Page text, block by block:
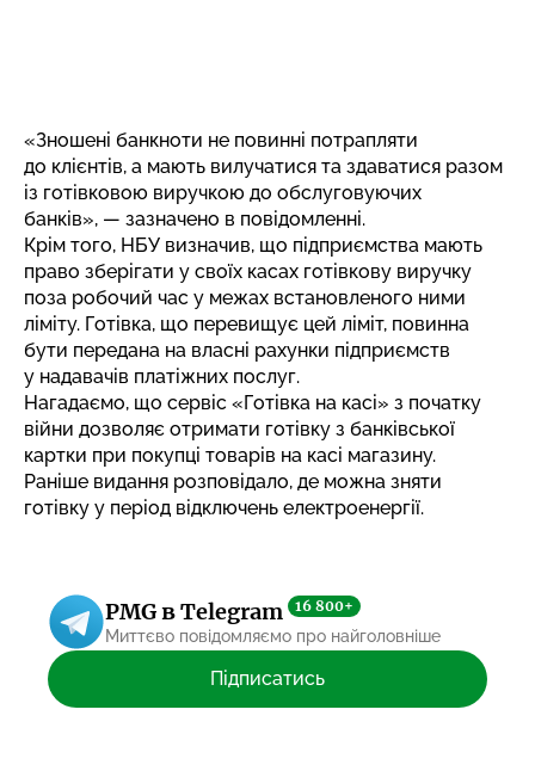
«Зношені банкноти не повинні потрапляти
до клієнтів, а мають вилучатися та здаватися разом
із готівковою виручкою до обслуговуючих
банків», — зазначено в повідомленні.
Крім того, НБУ визначив, що підприємства мають
право зберігати у своїх касах готівкову виручку
поза робочий час у межах встановленого ними
ліміту. Готівка, що перевищує цей ліміт, повинна
бути передана на власні рахунки підприємств
у надавачів платіжних послуг.
Нагадаємо, що сервіс «Готівка на касі» з початку
війни дозволяє отримати готівку з банківської
картки при покупці товарів на касі магазину.
Раніше видання розповідало, де можна зняти
готівку у період відключень електроенергії.
PMG в Telegram 16 800+
Миттєво повідомляємо про найголовніше
Підписатись